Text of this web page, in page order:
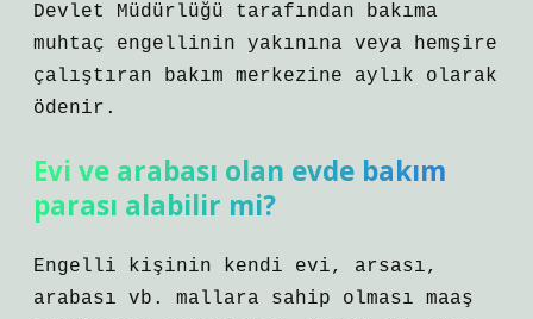
Devlet Müdürlüğü tarafından bakıma
muhtaç engellinin yakınına veya hemşire
çalıştıran bakım merkezine aylık olarak
ödenir.
Evi ve arabası olan evde bakım
parası alabilir mi?
Engelli kişinin kendi evi, arsası,
arabası vb. mallara sahip olması maaş